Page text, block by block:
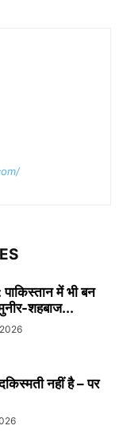
में भी बन
शहबाज...
नहीं है – पर